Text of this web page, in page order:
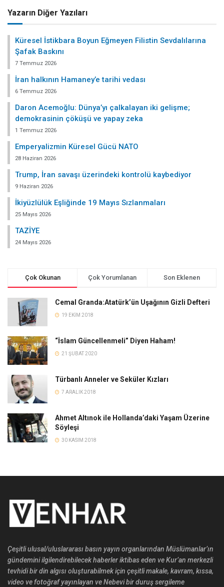
Yazarın Diğer Yazıları
Küresel İstikbara Boyun Eğmeyen Filistin Sevdalılarına
Şafak Baskını
7 Temmuz 2026
İran halkının Hamaney’e tarihi vedası
6 Temmuz 2026
Daron Acemoğlu: Dünya’yı çalkalayan iki gelişme;
demokrasinin çöküşü ve yapay zeka
1 Temmuz 2026
Emperyalizmin Küresel Gücü NATO
28 Haziran 2026
Trump, İran savaşı üzerindeki kontrolü kaybediyor
9 Haziran 2026
İkiyüzlülük Eşliğinde 19 Mayıs Sızlanmaları
25 Mayıs 2026
TAZİYE
24 Mayıs 2026
Çok Okunan Çok Yorumlanan Son Eklenen
Cemal Granda:Atatürk’ün Uşağının Gizli Defteri
19 EKIM 2018
“İslam Güncellenmeli” Diyen Haham!
21 ŞUBAT 2020
Türbanlı Anneler ve Seküler Kızları
7 ARALIK 2018
Ahmet Altınok ile Hollanda’daki Yaşam Üzerine
Söyleşi
30 KASIM 2018
Çeşitli ulusal/uluslararası basın yayın organlarından Müslümanlar’ın
gündemini ilgilendirebilecek haberler iktibas eden ve Kur’an merkezli
tevhidi bir din algısı oluşturabilmek için çeşitli makale, kavram, kıssa,
video ve fotoğraf yayınlayan ve Nebevi bir duruş sergileme